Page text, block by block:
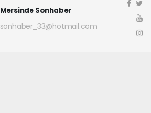
Mersinde Sonhaber
sonhaber_33@hotmail.com